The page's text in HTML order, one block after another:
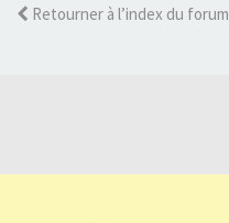
Retourner à l’index du forum